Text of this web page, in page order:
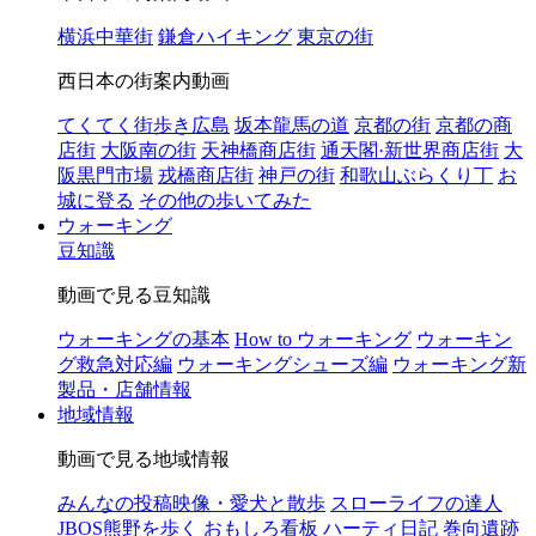
横浜中華街 鎌倉ハイキング 東京の街
西日本の街案内動画
てくてく街歩き広島 坂本龍馬の道 京都の街 京都の商
店街 大阪南の街 天神橋商店街 通天閣·新世界商店街 大
阪黒門市場 戎橋商店街 神戸の街 和歌山ぶらくり丁 お
城に登る その他の歩いてみた
ウォーキング
豆知識
動画で見る豆知識
ウォーキングの基本 How to ウォーキング ウォーキン
グ救急対応編 ウォーキングシューズ編 ウォーキング新
製品・店舗情報
地域情報
動画で見る地域情報
みんなの投稿映像・愛犬と散歩 スローライフの達人
JBOS熊野を歩く
おもしろ看板 ハーティ日記 巻向遺跡